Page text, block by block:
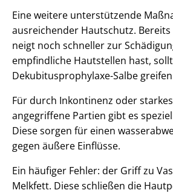
Eine weitere unterstützende
ausreichender Hautschutz.
neigt noch schneller zur
empfindliche Hautstellen hast,
Dekubitusprophylaxe-Salbe
Für durch Inkontinenz oder
angegriffene Partien gibt es
Diese sorgen für einen
gegen äußere Einflüsse.
Ein häufiger Fehler: der Griff zu
Melkfett. Diese schließen die